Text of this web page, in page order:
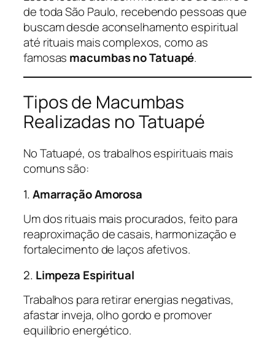
de toda São Paulo, recebendo pessoas que
buscam desde aconselhamento espiritual
até rituais mais complexos, como as
famosas macumbas no Tatuapé.
Tipos de Macumbas
Realizadas no Tatuapé
No Tatuapé, os trabalhos espirituais mais
comuns são:
1.Amarração Amorosa
Um dos rituais mais procurados, feito para
reaproximação de casais, harmonização e
fortalecimento de laços afetivos.
2. Limpeza Espiritual
Trabalhos para retirar energias negativas,
afastar inveja, olho gordo e promover
equilíbrio energético.